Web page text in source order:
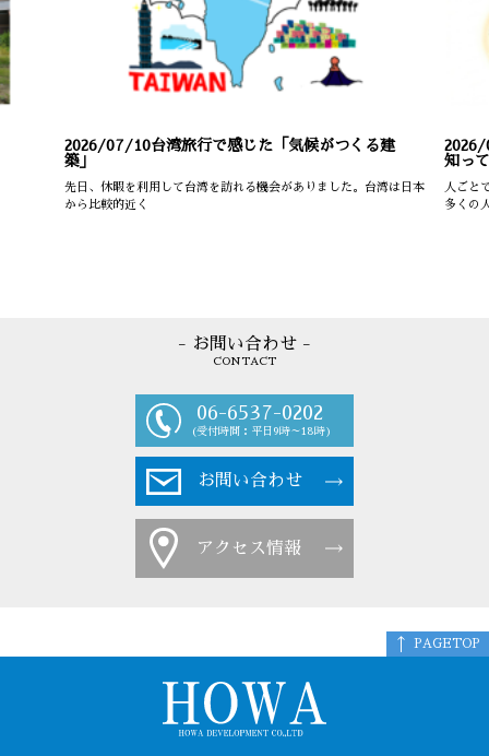
2026/07/10台湾旅行で感じた「気候がつくる建
築」
先日、休暇を利用して台湾を訪れる機会がありました。台湾は日本
から比較的近く
知っ
人ごと
多くの
- お問い合わせ -
CONTACT
06-6537-0202
(受付時間：平日9時～18時)
お問い合わせ
アクセス情報
PAGETOP